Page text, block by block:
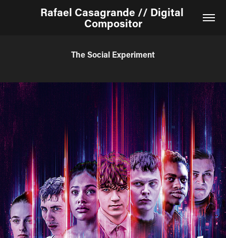
Rafael Casagrande // Digital
Compositor
The Social Experiment